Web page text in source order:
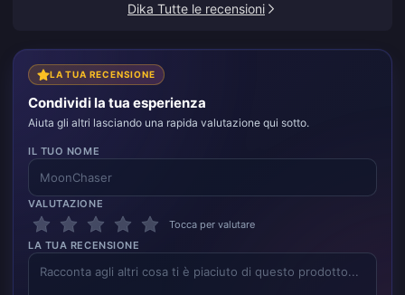
Dika Tutte le recensioni
LA TUA RECENSIONE
Condividi la tua esperienza
Aiuta gli altri lasciando una rapida valutazione qui sotto.
IL TUO NOME
VALUTAZIONE
Tocca per valutare
LA TUA RECENSIONE